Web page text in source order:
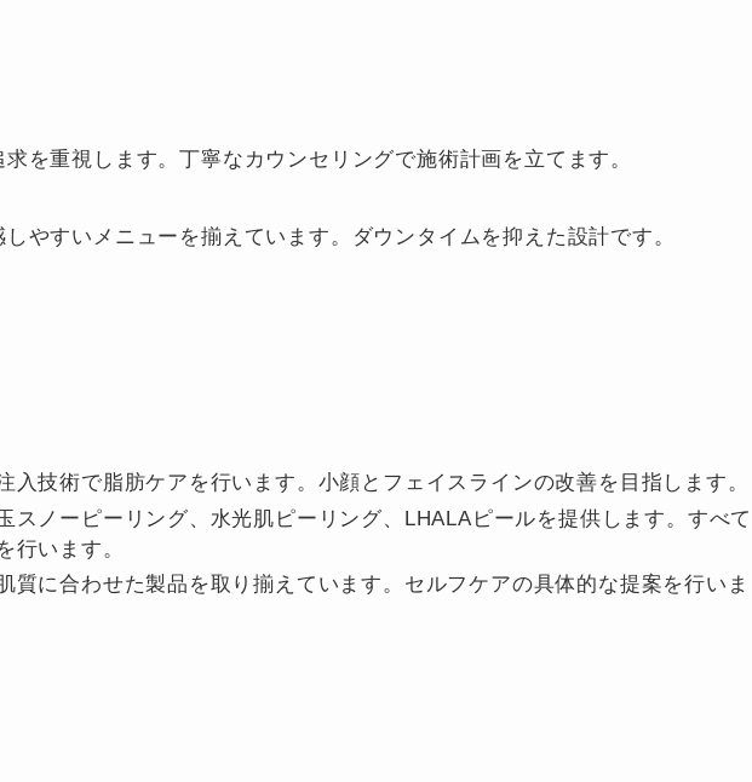
を重視します。丁寧なカウンセリングで施術計画を立てます。
やすいメニューを揃えています。ダウンタイムを抑えた設計です。
技術で脂肪ケアを行います。小顔とフェイスラインの改善を目指します。
ノーピーリング、水光肌ピーリング、LHALAピールを提供します。すべて
行います。
に合わせた製品を取り揃えています。セルフケアの具体的な提案を行いま